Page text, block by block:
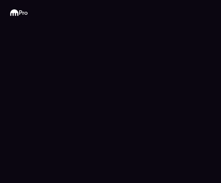
Kraken
Pro